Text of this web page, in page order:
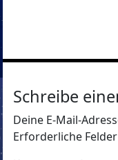
Schreibe
Deine E-Mail-
Erforderliche